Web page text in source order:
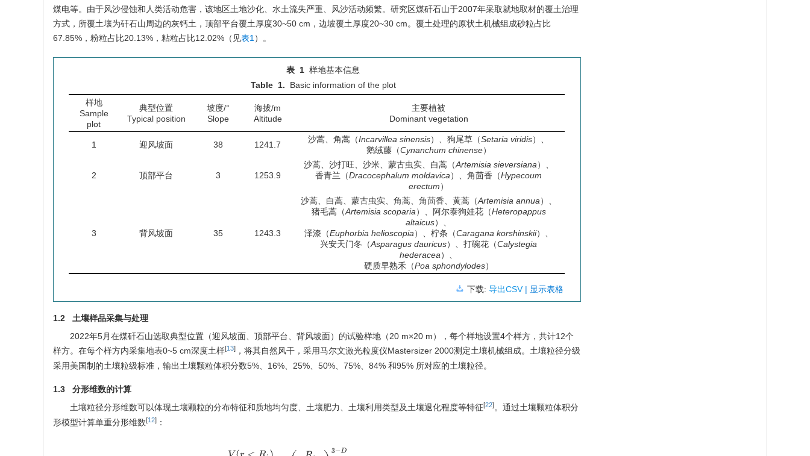
煤电等。由于风沙侵蚀和人类活动危害，该地区土地沙化、水土流失严重、风沙活动频繁。研究区煤矸石山于2007年采取就地取材的覆土治理
方式，所覆土壤为矸石山周边的灰钙土，顶部平台覆土厚度30~50 cm，边坡覆土厚度20~30 cm。覆土处理的原状土机械组成砂粒占比
67.85%，粉粒占比20.13%，粘粒占比12.02%（见表1 ）。
表 1 样地基本信息
Table 1.
Basic information of the plot
样地
Sample
plot
典型位置
Typical position
坡度/°
Slope
海拔/m
Altitude
主要植被
Dominant vegetation
1 迎风坡面 38 1241.7
沙蒿、角蒿（Incarvillea sinensis）、狗尾草（Setaria viridis）、
鹅绒藤（Cynanchum chinense）
2 顶部平台 3 1253.9
沙蒿、沙打旺、沙米、蒙古虫实、白蒿（Artemisia sieversiana）、
香青兰（Dracocephalum moldavica）、角茴香（Hypecoum
erectum）
3 背风坡面 35 1243.3
沙蒿、白蒿、蒙古虫实、角蒿、角茴香、黄蒿（Artemisia annua）、
猪毛蒿（Artemisia scoparia）、阿尔泰狗娃花（Heteropappus
altaicus）、
泽漆（Euphorbia helioscopia）、柠条（Caragana korshinskii）、
兴安天门冬（Asparagus dauricus）、打碗花（Calystegia
hederacea）、
硬质早熟禾（Poa sphondylodes）
下载: 导出CSV | 显示表格
1.2 土壤样品采集与处理
2022年5月在煤矸石山选取典型位置（迎风坡面、顶部平台、背风坡面）的试验样地（20 m×20 m），每个样地设置4个样方，共计12个
样方。在每个样方内采集地表0~5 cm深度土样[13] ，将其自然风干，采用马尔文激光粒度仪Mastersizer 2000测定土壤机械组成。土壤粒径分级
采用美国制的土壤粒级标准，输出土壤颗粒体积分数5%、16%、25%、50%、75%、84% 和95% 所对应的土壤粒径。
1.3 分形维数的计算
土壤粒径分形维数可以体现土壤颗粒的分布特征和质地均匀度、土壤肥力、土壤利用类型及土壤退化程度等特征[22]。通过土壤颗粒体积分
形模型计算单重分形维数[12] ：
V r< Ri)VT iR max − D